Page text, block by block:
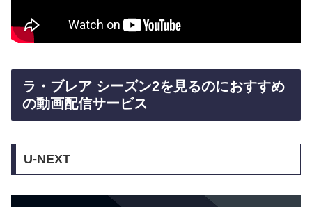
ラ・ブレア シーズン2を見るのにおすすめ
の動画配信サービス
U-NEXT